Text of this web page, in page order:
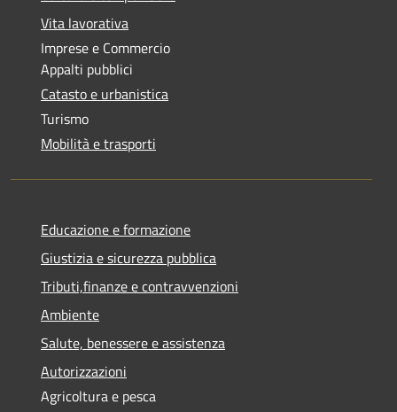
Vita lavorativa
Imprese e Commercio
Appalti pubblici
Catasto e urbanistica
Turismo
Mobilità e trasporti
Educazione e formazione
Giustizia e sicurezza pubblica
Tributi,finanze e contravvenzioni
Ambiente
Salute, benessere e assistenza
Autorizzazioni
Agricoltura e pesca